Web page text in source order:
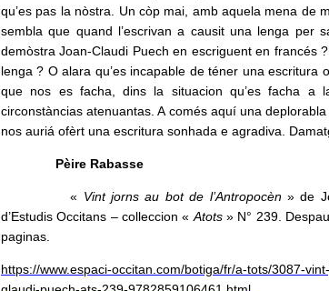
qu’es pas la nòstra. Un còp mai, amb aquela mena de
sembla que quand l’escrivan a causit una lenga per
demòstra Joan-Claudi Puech en escriguent en francés
lenga ? O alara qu’es incapable de téner una escritura
que nos es facha, dins la situacion qu’es facha a
circonstàncias atenuantas. A comés aquí una
nos auriá ofèrt una escritura sonhada e agradiva.
Pèire Rabasse
« Vint jorns au bot de l’Antropocèn» de
d’Estudis Occitans – colleccion «Atots» N° 239.
paginas.
https://www.espaci-occitan.com/botiga/fr/a-tots/3087-